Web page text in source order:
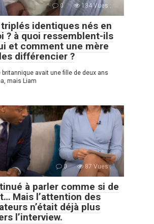
0 134 Vues :
identiques nés en
? à quoi ressemblent-ils
et comment une mère
différencier ?
britannique avait une fille de deux ans
mais Liam
0 87 Vues :
à parler comme si de
Mais l’attention des
n’était déjà plus
l’interview.